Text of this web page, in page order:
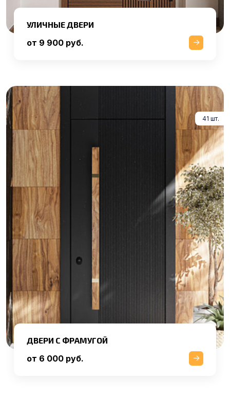
УЛИЧНЫЕ ДВЕРИ
от 9 900 руб.
41 шт.
ДВЕРИ С ФРАМУГОЙ
от 6 000 руб.